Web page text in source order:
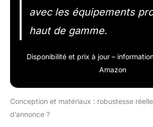
avec les équipements
haut de gamme.
Disponibilité et prix à jour –
Amazon
Conception et matériaux : robustesse
d’annonce ?